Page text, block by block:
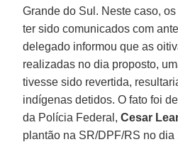
Grande do Sul. Neste caso,
ter sido comunicados com
delegado informou que as
realizadas no dia proposto,
tivesse sido revertida,
indígenas detidos. O fato foi
da Polícia Federal,Cesar
plantão na SR/DPF/RS no dia